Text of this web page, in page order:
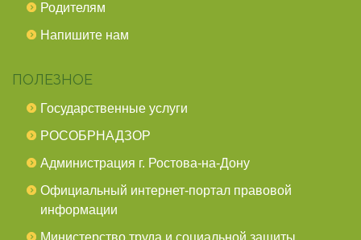
Родителям
Напишите нам
ПОЛЕЗНОЕ
Государственные услуги
РОСОБРНАДЗОР
Администрация г. Ростова-на-Дону
Официальный интернет-портал правовой
информации